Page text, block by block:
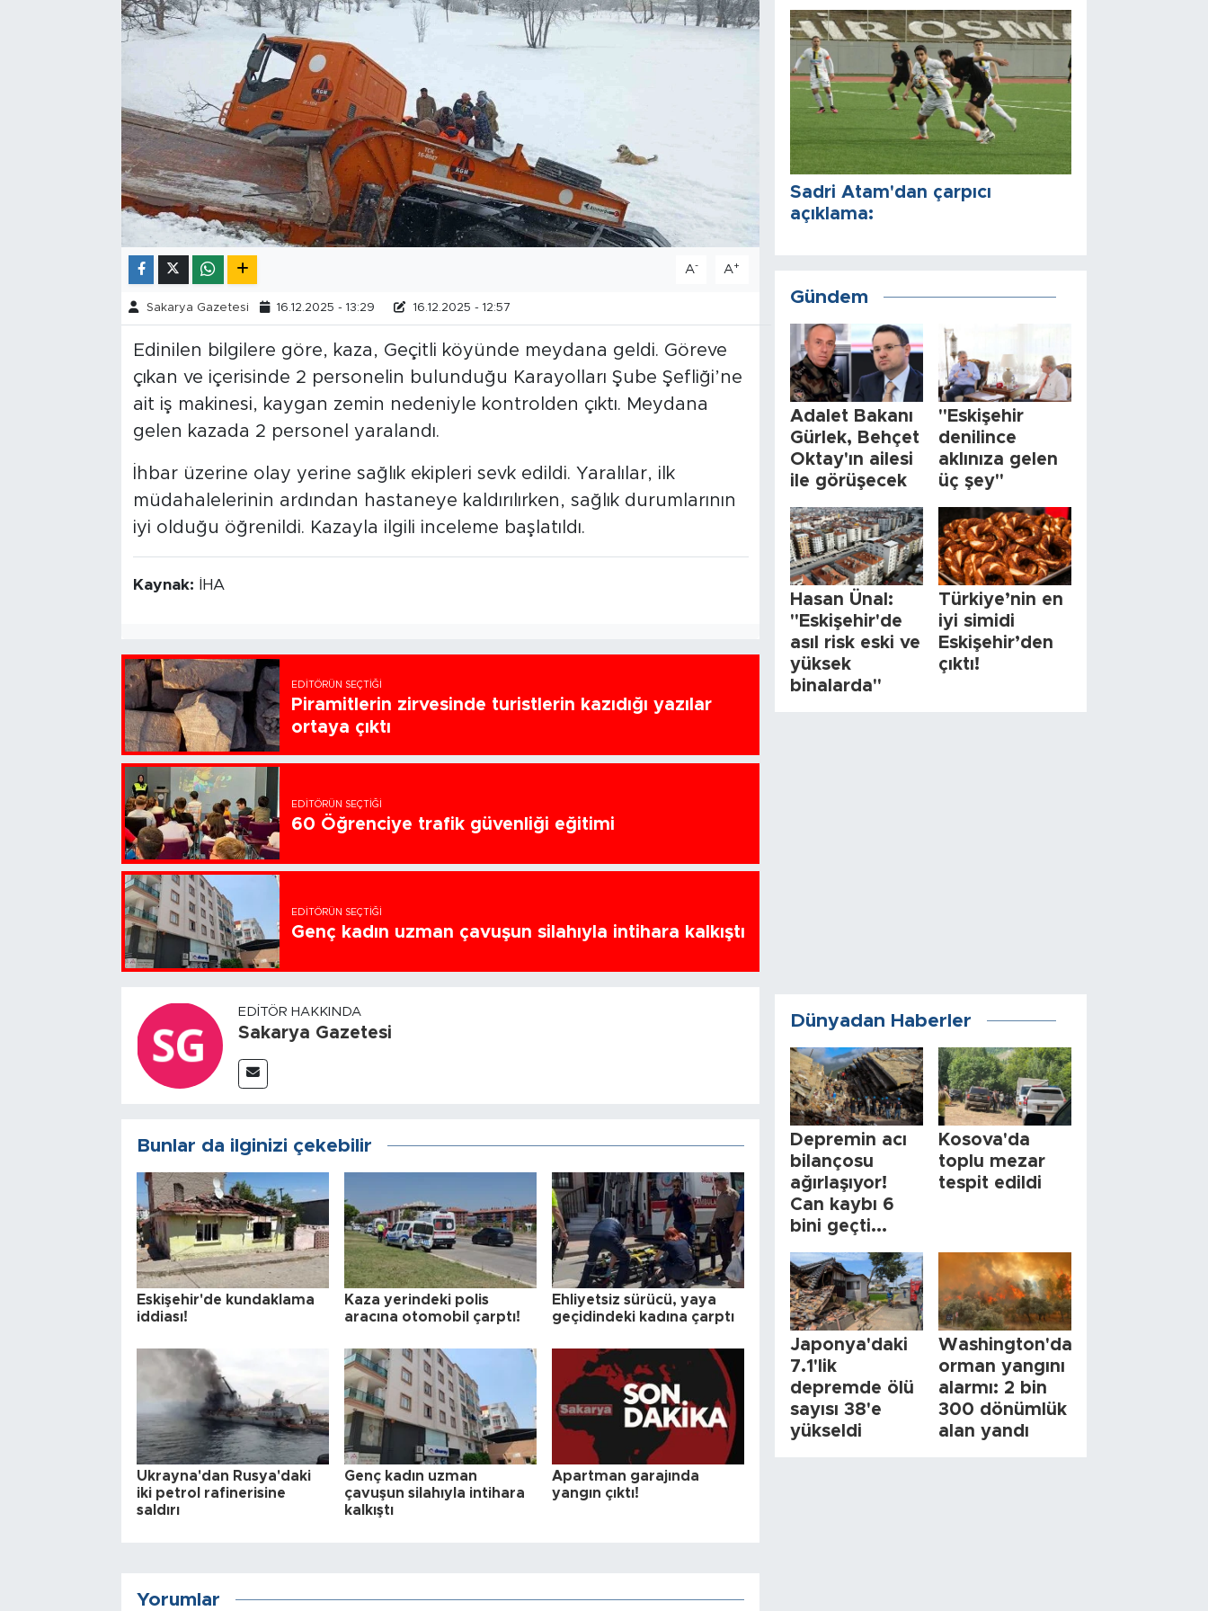
A- A+
Sakarya Gazetesi 16.12.2025 - 13:29 16.12.2025 - 12:57
Edinilen bilgilere göre, kaza, Geçitli köyünde meydana geldi. Göreve
çıkan ve içerisinde 2 personelin bulunduğu Karayolları Şube Şefliği’ne
ait iş makinesi, kaygan zemin nedeniyle kontrolden çıktı. Meydana
gelen kazada 2 personel yaralandı.
İhbar üzerine olay yerine sağlık ekipleri sevk edildi. Yaralılar, ilk
müdahalelerinin ardından hastaneye kaldırılırken, sağlık durumlarının
iyi olduğu öğrenildi. Kazayla ilgili inceleme başlatıldı.
Kaynak: İHA
EDITÖRÜN SEÇTIĞI
Piramitlerin zirvesinde turistlerin kazıdığı yazılar
ortaya çıktı
EDITÖRÜN SEÇTIĞI
60 Öğrenciye trafik güvenliği eğitimi
EDITÖRÜN SEÇTIĞI
Genç kadın uzman çavuşun silahıyla intihara kalkıştı
EDITÖR HAKKINDA
Sakarya Gazetesi
Bunlar da ilginizi çekebilir
Eskişehir'de kundaklama
iddiası!
Kaza yerindeki polis
aracına otomobil çarptı!
Ehliyetsiz sürücü, yaya
geçidindeki kadına çarptı
Ukrayna'dan Rusya'daki
iki petrol rafinerisine
saldırı
Genç kadın uzman
çavuşun silahıyla intihara
kalkıştı
Apartman garajında
yangın çıktı!
Yorumlar
Sadri Atam'dan çarpıcı
açıklama:
Gündem
Adalet Bakanı
Gürlek, Behçet
Oktay'ın ailesi
ile görüşecek
"Eskişehir
denilince
aklınıza gelen
üç şey"
Hasan Ünal:
"Eskişehir'de
asıl risk eski ve
yüksek
binalarda"
Türkiye’nin en
iyi simidi
Eskişehir’den
çıktı!
Dünyadan Haberler
Depremin acı
bilançosu
ağırlaşıyor!
Can kaybı 6
bini geçti...
Kosova'da
toplu mezar
tespit edildi
Japonya'daki
7.1'lik
depremde ölü
sayısı 38'e
yükseldi
Washington'da
orman yangını
alarmı: 2 bin
300 dönümlük
alan yandı
Foto Şaka
Teknoloji